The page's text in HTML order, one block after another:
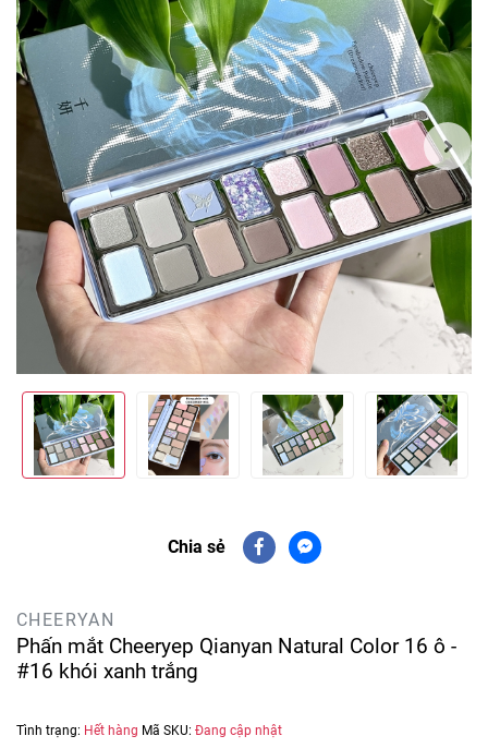
Chia sẻ
CHEERYAN
Phấn mắt Cheeryep Qianyan Natural Color 16 ô -
#16 khói xanh trắng
Tình trạng: Hết hàng Mã SKU: Đang cập nhật